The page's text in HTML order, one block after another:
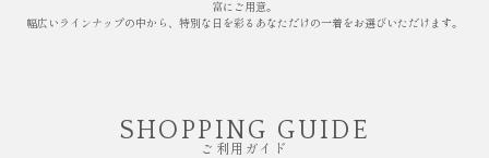
富にご用意。
幅広いラインナップの中から、特別な日を彩るあなただけの一着をお選びいただけます。
SHOPPING GUIDE
ご利用ガイド